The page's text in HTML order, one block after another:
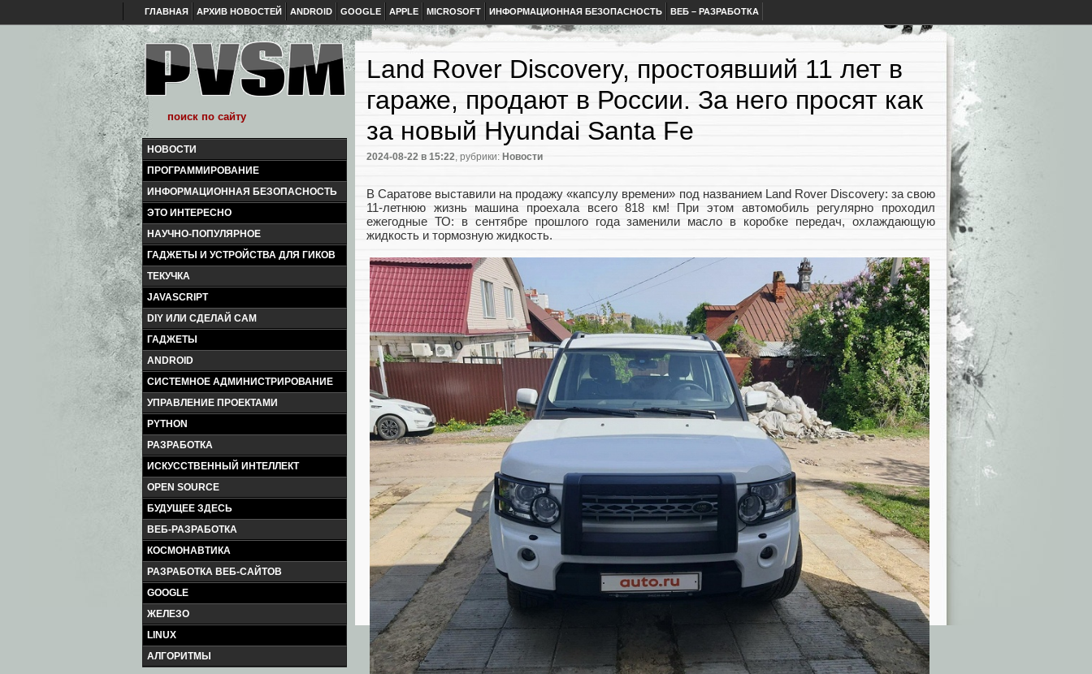
ГЛАВНАЯ АРХИВ НОВОСТЕЙ ANDROID GOOGLE APPLE MICROSOFT ИНФОРМАЦИОННАЯ БЕЗОПАСНОСТЬ ВЕБ – РАЗРАБОТКА
НОВОСТИ
ПРОГРАММИРОВАНИЕ
ИНФОРМАЦИОННАЯ БЕЗОПАСНОСТЬ
ЭТО ИНТЕРЕСНО
НАУЧНО-ПОПУЛЯРНОЕ
ГАДЖЕТЫ И УСТРОЙСТВА ДЛЯ ГИКОВ
ТЕКУЧКА
JAVASCRIPT
DIY ИЛИ СДЕЛАЙ САМ
ГАДЖЕТЫ
ANDROID
СИСТЕМНОЕ АДМИНИСТРИРОВАНИЕ
УПРАВЛЕНИЕ ПРОЕКТАМИ
PYTHON
РАЗРАБОТКА
ИСКУССТВЕННЫЙ ИНТЕЛЛЕКТ
OPEN SOURCE
БУДУЩЕЕ ЗДЕСЬ
ВЕБ-РАЗРАБОТКА
КОСМОНАВТИКА
РАЗРАБОТКА ВЕБ-САЙТОВ
GOOGLE
ЖЕЛЕЗО
LINUX
АЛГОРИТМЫ
Land Rover Discovery, простоявший 11 лет в
гараже, продают в России. За него просят как
за новый Hyundai Santa Fe
2024-08-22 в 15:22, рубрики: Новости
В Саратове выставили на продажу «капсулу времени» под названием Land Rover Discovery: за свою
11-летнюю жизнь машина проехала всего 818 км! При этом автомобиль регулярно проходил
ежегодные ТО: в сентябре прошлого года заменили масло в коробке передач, охлаждающую
жидкость и тормозную жидкость.